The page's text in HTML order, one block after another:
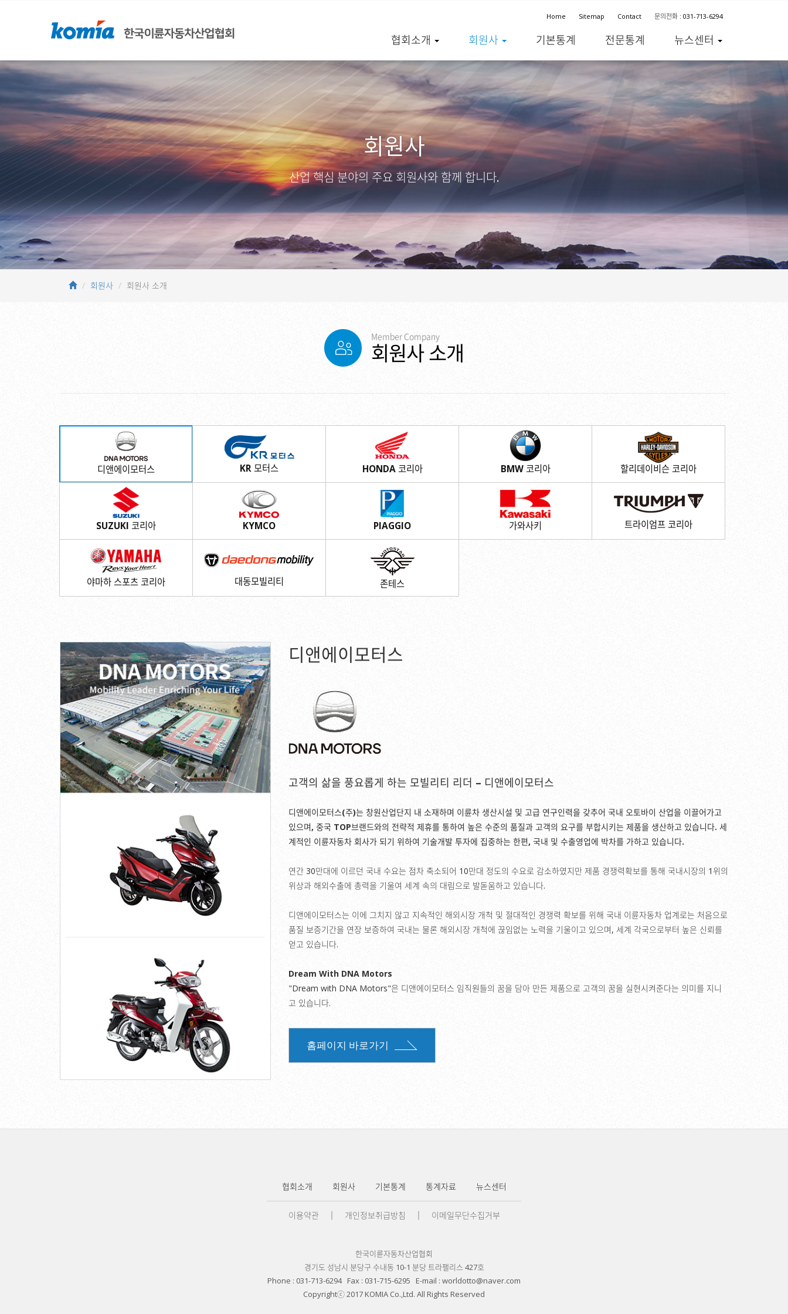
Home Sitemap Contact 문의전화 : 031-713-6294
협회소개 회원사 기본통계 전문통계 뉴스센터
회원사
산업 핵심 분야의 주요 회원사와 함께 합니다.
회원사 회원사 소개
Member Company
회원사 소개
디앤에이모터스 KR 모터스 HONDA 코리아 BMW 코리아 할리데이비슨 코리아
SUZUKI 코리아 KYMCO PIAGGIO 가와사키 트라이엄프 코리아
야마하 스포츠 코리아 대동모빌리티 존테스
디앤에이모터스
고객의 삶을 풍요롭게 하는 모빌리티 리더 – 디앤에이모터스
디앤에이모터스(주)는 창원산업단지 내 소재하며 이륜차 생산시설 및 고급 연구인력을 갖추어 국내 오토바이 산업을 이끌어가고
있으며, 중국 TOP브랜드와의 전략적 제휴를 통하여 높은 수준의 품질과 고객의 요구를 부합시키는 제품을 생산하고 있습니다. 세
계적인 이륜자동차 회사가 되기 위하여 기술개발 투자에 집중하는 한편, 국내 및 수출영업에 박차를 가하고 있습니다.
연간 30만대에 이르던 국내 수요는 점차 축소되어 10만대 정도의 수요로 감소하였지만 제품 경쟁력확보를 통해 국내시장의 1위의
위상과 해외수출에 총력을 기울여 세계 속의 대림으로 발돋움하고 있습니다.
디앤에이모터스는 이에 그치지 않고 지속적인 해외시장 개척 및 절대적인 경쟁력 확보를 위해 국내 이륜자동차 업계로는 처음으로
품질 보증기간을 연장 보증하여 국내는 물론 해외시장 개척에 끊임없는 노력을 기울이고 있으며, 세계 각국으로부터 높은 신뢰를
얻고 있습니다.
Dream With DNA Motors
"Dream with DNA Motors"은 디앤에이모터스 임직원들의 꿈을 담아 만든 제품으로 고객의 꿈을 실현시켜준다는 의미를 지니
고 있습니다.
홈페이지 바로가기
협회소개 회원사 기본통계 통계자료 뉴스센터
이용약관 개인정보취급방침 이메일무단수집거부
한국이륜자동차산업협회
경기도 성남시 분당구 수내동 10-1 분당 트라팰리스 427호
Phone : 031-713-6294 Fax : 031-715-6295 E-mail : worldotto@naver.com
Copyrightⓒ 2017 KOMIA Co.,Ltd. All Rights Reserved